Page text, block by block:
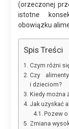
(orzeczonej
istotne
obowiązku
Spis Treści
Czym różni
Czy
i dzieciom?
Kiedy można
Jak uzyskać
Pozew
Zmiana